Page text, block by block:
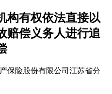
构有权依法直接以
赔偿义务人进行追
保险股份有限公司江苏省分